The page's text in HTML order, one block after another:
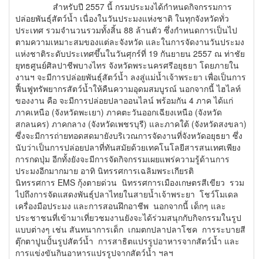
สำหรับปี 2557 นี้ กรมประมงได้กำหนดกิจกรรมการ
ปล่อยพันธุ์สัตว์น้ำ เนื่องในวันประมงแห่งชาติ ในทุกจังหวัดทั่ว
ประเทศ รวมจำนวนรวมทั้งสิ้น 88 ล้านตัว ซึ่งกำหนดการเป็นไป
ตามความเหมาะสมของแต่ละจังหวัด และในการจัดงานวันประมง
แห่งชาติระดับประเทศขึ้นในวันศุกร์ที่ 19 กันยายน 2557 ณ ท่าชัย
ยุทธศูนย์ศิลปาชีพบางไทร จังหวัดพระนครศรีอยุธยา โดยภายใน
งานฯ จะมีการปล่อยพันธุ์สัตว์น้ำ ลงสู่แม่น้ำเจ้าพระยา เพื่อเป็นการ
ฟื้นฟูทรัพยากรสัตว์น้ำให้คืนความอุดมสมบูรณ์ นอกจากนี้ ไฮไลท์
ของงาน คือ จะมีการปล่อยปลาออนไลน์ พร้อมกัน 4 ภาค ได้แก่
ภาคเหนือ (จังหวัดพะเยา) ภาคตะวันออกเฉียงเหนือ (จังหวัด
สกลนคร) ภาคกลาง (จังหวัดเพชรบุรี) และภาคใต้ (จังหวัดสงขลา)
ซึ่งจะมีการถ่ายทอดสดมายังบริเวณการจัดงานที่จังหวัดอยุธยา ซึ่ง
นับว่าเป็นการปล่อยปลาที่ทันสมัยด้วยเทคโนโลยีสารสนเทศเพียง
การกดปุ่ม อีกทั้งยังจะมีการจัดกิจกรรมเผยแพร่ความรู้ด้านการ
ประมงอีกมากมาย อาทิ นิทรรศการเฉลิมพระเกียรติ
นิทรรศการ EMS กุ้งตายด่วน นิทรรศการเมืองเกษตรสีเขียว รวม
ไปถึงการจัดแสดงพันธุ์ปลาไทยในสายน้ำเจ้าพระยา โชว์โมเดล
เครื่องมือประมง และการสอนฝึกอาชีพ นอกจากนี้ เด็กๆ และ
ประชาชนที่เข้ามาเที่ยวชมงานยังจะได้ร่วมสนุกกับกิจกรรมในรูป
แบบต่างๆ เช่น สันทนาการเด็ก เกมตกปลาปลาโชค การระบายสี
ตุ๊กตาปูนปั้นรูปสัตว์น้ำ การสาธิตแปรรูปอาหารจากสัตว์น้ำ และ
การแข่งขันกินอาหารแปรรูปจากสัตว์น้ำ ฯลฯ